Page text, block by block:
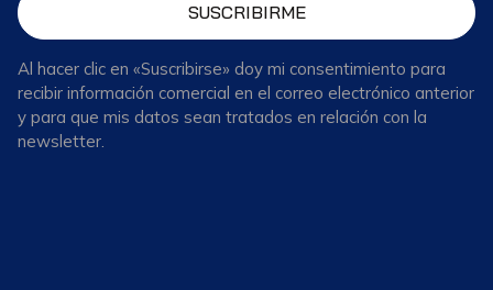
SUSCRIBIRME
Al hacer clic en «Suscribirse» doy mi consentimiento para
recibir información comercial en el correo electrónico anterior
y para que mis datos sean tratados en relación con la
newsletter.